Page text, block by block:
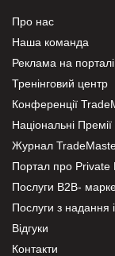
Про нас
Наша команда
Реклама на порталі
Тренінговий центр
Конференції
Національні Премії
Журнал
Портал про Private
Послуги В2В-
Послуги з надання
Відгуки
Контакти